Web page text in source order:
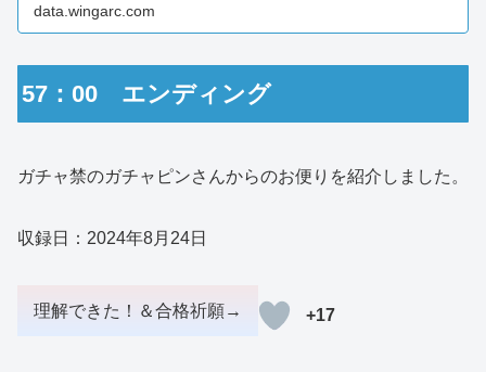
data.wingarc.com
57：00 エンディング
ガチャ禁のガチャピンさんからのお便りを紹介しました。
収録日：2024年8月24日
+17